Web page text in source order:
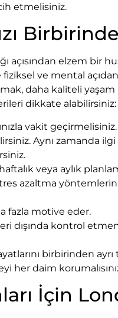
etmelisiniz.
açısından elzem bir
fiziksel ve mental
daha kaliteli yaşam
dikkate alabilirsiniz:
vakit geçirmelisiniz.
Aynı zamanda ilgi
veya aylık
azaltma
fazla motive eder.
dışında kontrol
birbirinden ayrı
her daim
İçin